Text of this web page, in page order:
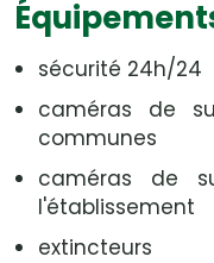
sécurité 24h/24
caméras de
communes
caméras de
l'établissement
extincteurs